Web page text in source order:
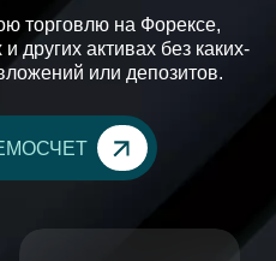
торговлю на Форексе,
других активах без каких-
или депозитов.